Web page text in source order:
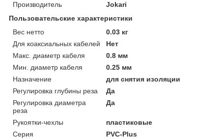
Производитель
Jokari
Пользовательские характеристики
Вес нетто
0.03 кг
Для коаксиальных кабелей
Нет
Макс. диаметр кабеля
0.8 мм
Мин. диаметр кабеля
0.25 мм
Назначение
для снятия изоляции
Регулировка глубины реза
Да
Регулировка диаметра
реза
Да
Рукоятки-чехлы
пластиковые
Серия
PVC-Plus